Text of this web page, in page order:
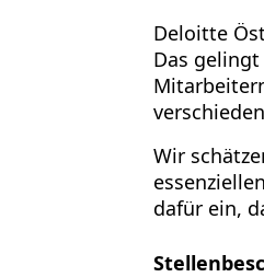
Deloitte
Das
Wir
dafür ein,